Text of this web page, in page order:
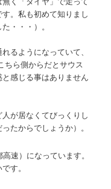
。私も初めて知りまし
・・・）。
るようになっていて、
ちら側からだとサウス
感じる事はありません
が居なくてびっくりし
たからでしょうか）。
速）になっています。
す。